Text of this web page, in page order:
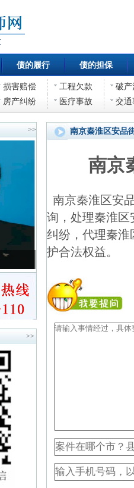
债的履行 债的担保
损害赔偿 工程欠款
破产
房产纠纷 医疗事故 交通
>>
>>
南京秦淮区安品
南京
南京秦淮区安
询，处理秦淮区
纠纷，代理秦淮
护合法权益。